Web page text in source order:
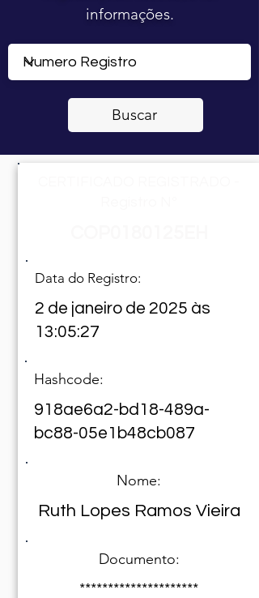
informações.
Buscar
Data do Registro:
2 de janeiro de 2025 às
13:05:27
Hashcode:
918ae6a2-bd18-489a-
bc88-05e1b48cb087
Nome:
Ruth Lopes Ramos Vieira
Documento:
*********************